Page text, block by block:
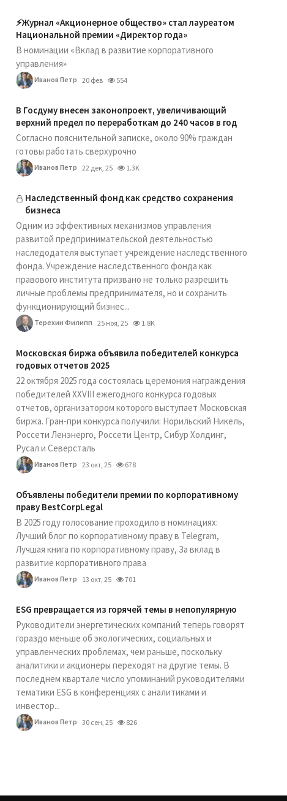
⚡️Журнал «Акционерное общество» стал лауреатом
Национальной премии «Директор года»
В номинации «Вклад в развитие корпоративного
управления»
Иванов Петр 20 фев 554
В Госдуму внесен законопроект, увеличивающий
верхний предел по переработкам до 240 часов в год
Согласно пояснительной записке, около 90% граждан
готовы работать сверхурочно
Иванов Петр 22 дек, 25 1.3K
Наследственный фонд как средство сохранения
бизнеса
Одним из эффективных механизмов управления
развитой предпринимательской деятельностью
наследодателя выступает учреждение наследственного
фонда. Учреждение наследственного фонда как
правового института призвано не только разрешить
личные проблемы предпринимателя, но и сохранить
функционирующий бизнес...
Терехин Филипп 25 ноя, 25 1.8K
Московская биржа объявила победителей конкурса
годовых отчетов 2025
22 октября 2025 года состоялась церемония награждения
победителей XXVIII ежегодного конкурса годовых
отчетов, организатором которого выступает Московская
биржа. Гран-при конкурса получили: Норильский Никель,
Россети Ленэнерго, Россети Центр, Сибур Холдинг,
Русал и Северсталь
Иванов Петр 23 окт, 25 678
Объявлены победители премии по корпоративному
праву BestCorpLegal
В 2025 году голосование проходило в номинациях:
Лучший блог по корпоративному праву в Telegram,
Лучшая книга по корпоративному праву, За вклад в
развитие корпоративного права
Иванов Петр 13 окт, 25 701
ESG превращается из горячей темы в непопулярную
Руководители энергетических компаний теперь говорят
гораздо меньше об экологических, социальных и
управленческих проблемах, чем раньше, поскольку
аналитики и акционеры переходят на другие темы. В
последнем квартале число упоминаний руководителями
тематики ESG в конференциях с аналитиками и
инвестор...
Иванов Петр 30 сен, 25 826